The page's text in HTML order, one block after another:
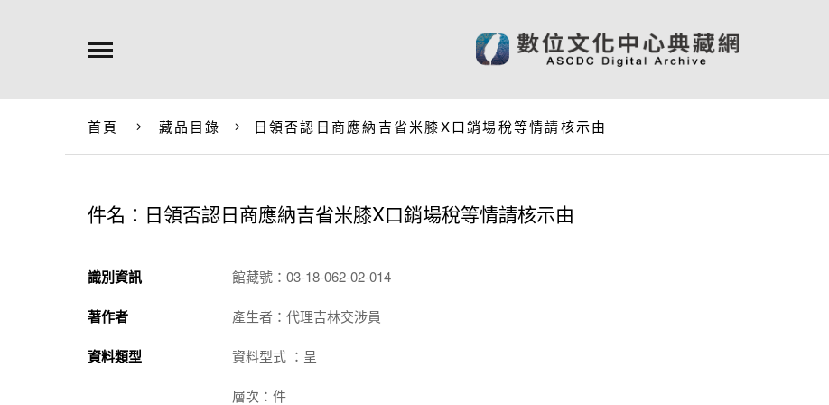
首頁 藏品目錄 日領否認日商應納吉省米膝X口銷場稅等情請核示由
件名：日領否認日商應納吉省米膝X口銷場稅等情請核示由
識別資訊 館藏號：03-18-062-02-014
著作者 產生者：代理吉林交涉員
資料類型 資料型式 ：呈
層次：件